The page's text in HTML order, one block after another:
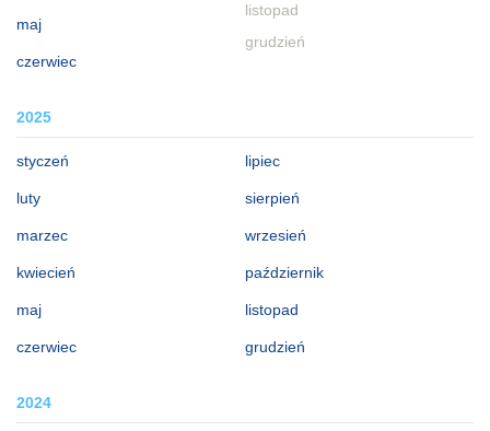
maj
czerwiec
listopad
grudzień
2025
styczeń
luty
marzec
kwiecień
maj
czerwiec
lipiec
sierpień
wrzesień
październik
listopad
grudzień
2024